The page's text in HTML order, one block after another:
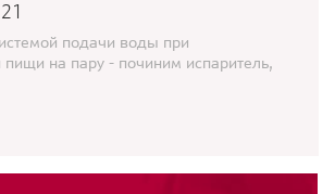
подачи воды при
пищи на пару - починим испаритель,